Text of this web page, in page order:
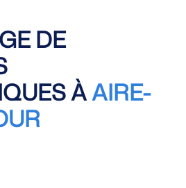
DE
ÀAIRE-